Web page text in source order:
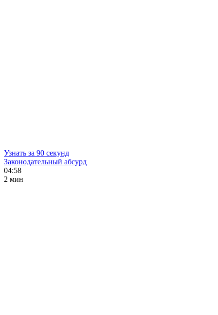
Узнать за 90 секунд
Законодательный абсурд
04:58
2 мин